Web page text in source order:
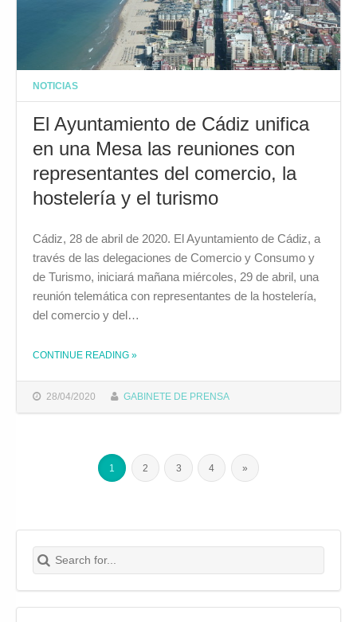
NOTICIAS
El Ayuntamiento de Cádiz unifica
en una Mesa las reuniones con
representantes del comercio, la
hostelería y el turismo
28/04/2020 GABINETE DE PRENSA
Cádiz, 28 de abril de 2020. El Ayuntamiento de Cádiz, a
través de las delegaciones de Comercio y Consumo y
de Turismo, iniciará mañana miércoles, 29 de abril, una
reunión telemática con representantes de la hostelería,
del comercio y del…
CONTINUE READING THE "EL AYUNTAMIENTO DE CÁDIZ UNIFICA EN UNA MESA LAS REUNIONES CON REPRESENTANTES DEL COMERCIO, LA HOSTELERÍA Y EL TURISMO"
»
1 2 3 4 »
Search for:
Buscar